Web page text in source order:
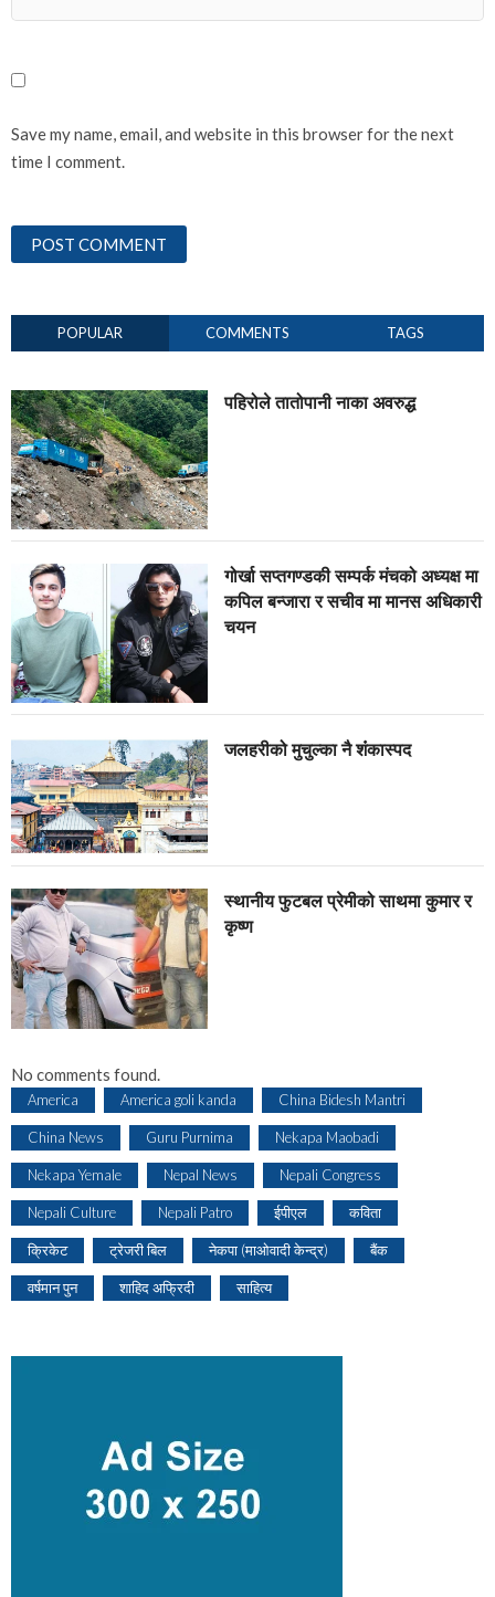
Save my name, email, and website in this browser for the next
time I comment.
POPULAR COMMENTS TAGS
पहिरोले तातोपानी नाका अवरुद्ध
गोर्खा सप्तगण्डकी सम्पर्क मंचको अध्यक्ष मा
कपिल बन्जारा र सचीव मा मानस अधिकारी
चयन
जलहरीको मुचुल्का नै शंंकास्पद
स्थानीय फुटबल प्रेमीको साथमा कुमार र
कृष्ण
No comments found.
America America goli kanda China Bidesh Mantri
China News Guru Purnima Nekapa Maobadi
Nekapa Yemale Nepal News Nepali Congress
Nepali Culture Nepali Patro ईपीएल कविता
क्रिकेट ट्रेजरी बिल नेकपा (माओवादी केन्द्र) बैंक
वर्षमान पुन शाहिद अफ्रिदी साहित्य